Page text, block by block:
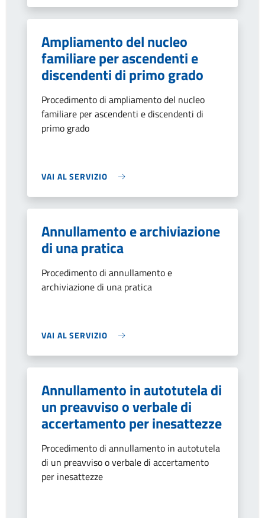
Ampliamento del nucleo
familiare per ascendenti e
discendenti di primo grado
Procedimento di ampliamento del nucleo
familiare per ascendenti e discendenti di
primo grado
VAI AL SERVIZIO
Annullamento e archiviazione
di una pratica
Procedimento di annullamento e
archiviazione di una pratica
VAI AL SERVIZIO
Annullamento in autotutela di
un preavviso o verbale di
accertamento per inesattezze
Procedimento di annullamento in autotutela
di un preavviso o verbale di accertamento
per inesattezze